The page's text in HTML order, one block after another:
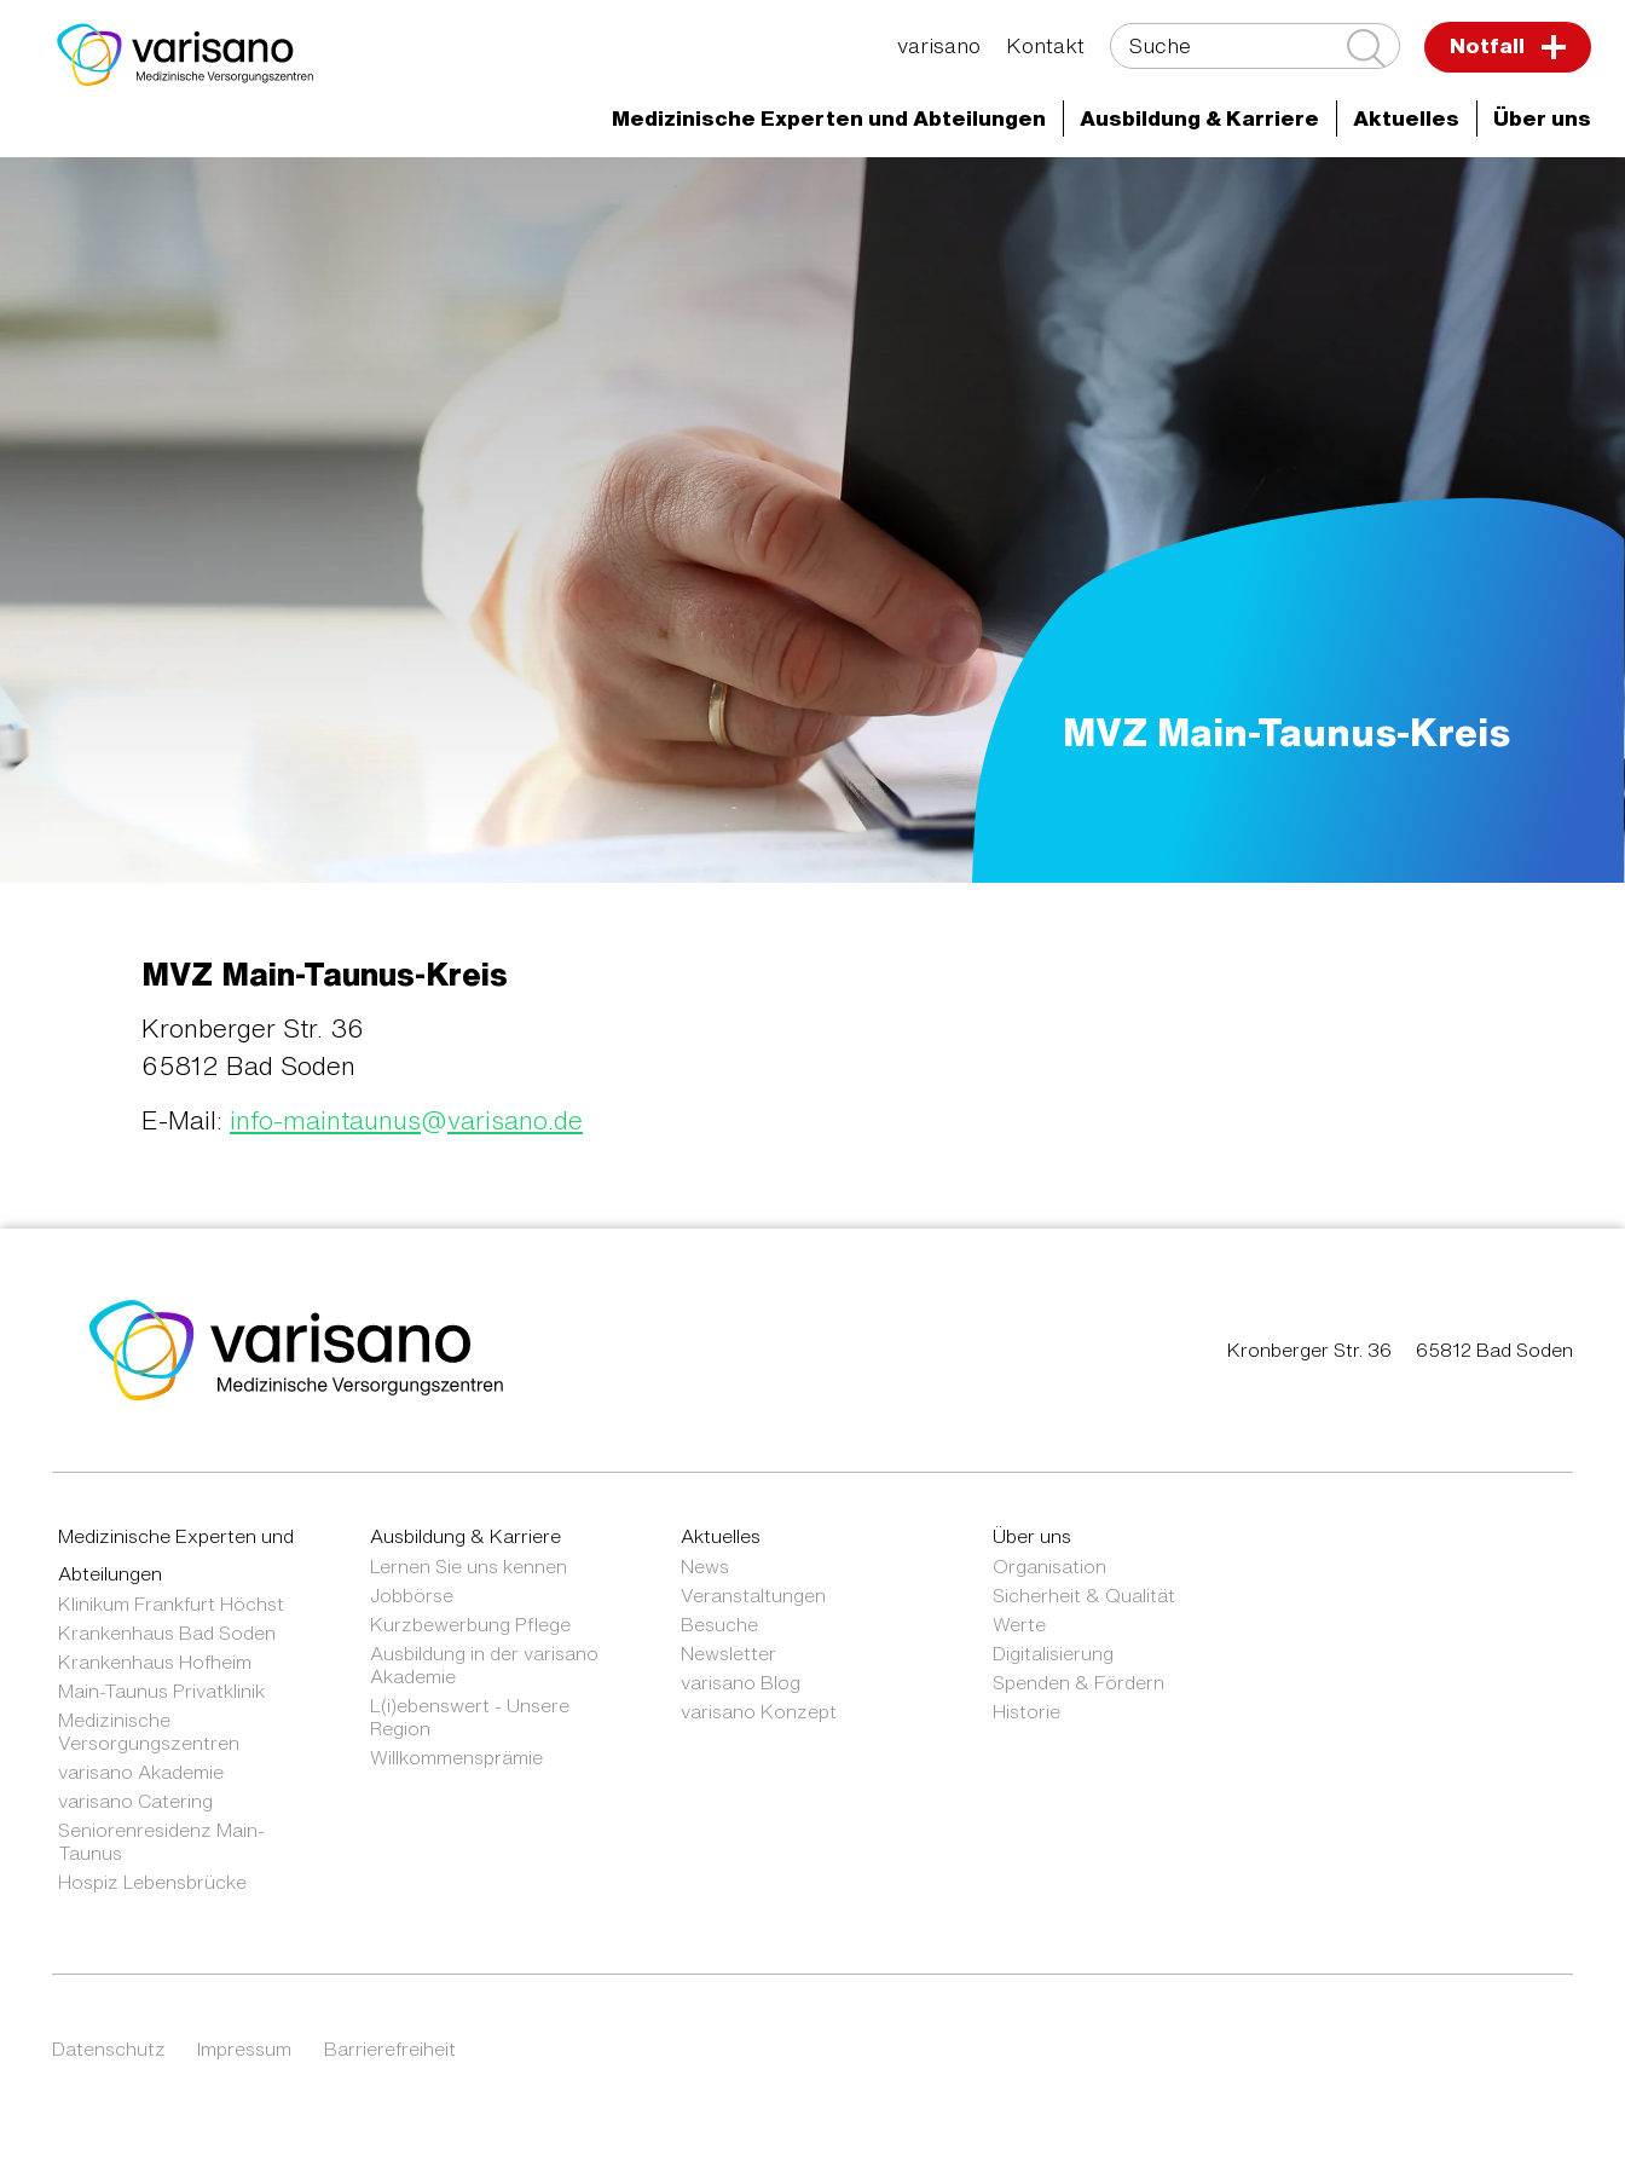
varisano Kontakt Suche Notfall
Medizinische Experten und Abteilungen Ausbildung & Karriere Aktuelles Über uns
Medizinische Versorgungszentren
MVZ Main-Taunus-Kreis
MVZ Main-Taunus-Kreis
Kronberger Str. 36
65812 Bad Soden
E-Mail: info-maintaunus@varisano.de
Kronberger Str. 36 65812 Bad Soden
Medizinische Experten und
Abteilungen
Klinikum Frankfurt Höchst
Krankenhaus Bad Soden
Krankenhaus Hofheim
Main-Taunus Privatklinik
Medizinische
Versorgungszentren
varisano Akademie
varisano Catering
Seniorenresidenz Main-
Taunus
Hospiz Lebensbrücke
Ausbildung & Karriere
Lernen Sie uns kennen
Jobbörse
Kurzbewerbung Pflege
Ausbildung in der varisano
Akademie
L(i)ebenswert - Unsere
Region
Willkommensprämie
Aktuelles
News
Veranstaltungen
Besuche
Newsletter
varisano Blog
varisano Konzept
Über uns
Organisation
Sicherheit & Qualität
Werte
Digitalisierung
Spenden & Fördern
Historie
Datenschutz Impressum Barrierefreiheit